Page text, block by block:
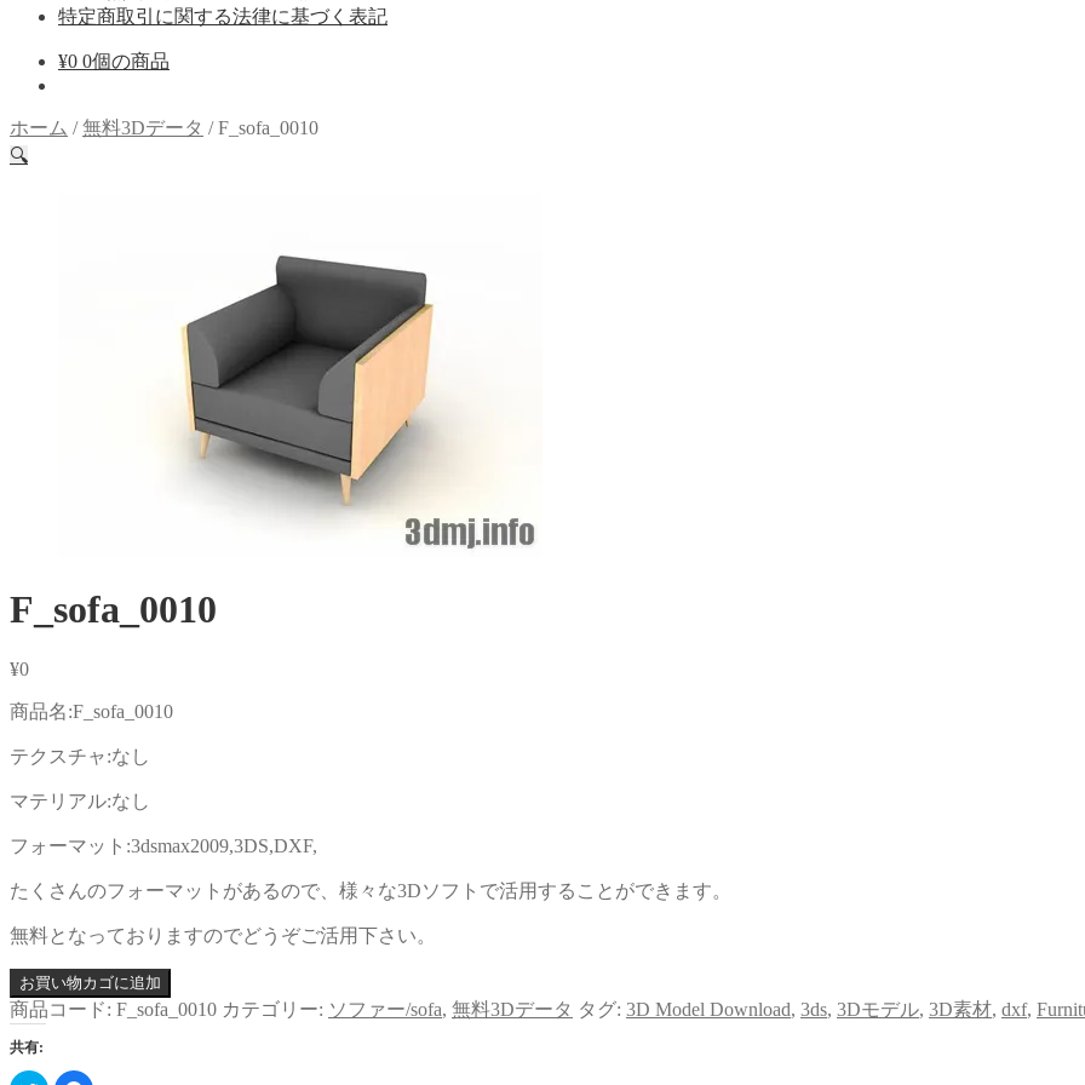
特定商取引に関する法律に基づく表記
¥0 0個の商品
ホーム /無料3Dデータ /F_sofa_0010
🔍
F_sofa_0010
¥0
商品名:F_sofa_0010
テクスチャ:なし
マテリアル:なし
フォーマット:3dsmax2009,3DS,DXF,
たくさんのフォーマットがあるので、様々な3Dソフトで活用することができます。
無料となっておりますのでどうぞご活用下さい。
お買い物カゴに追加
商品コード: F_sofa_0010 カテゴリー: ソファー/sofa, 無料3Dデータ タグ: 3D Model Download, 3ds, 3Dモデル, 3D素材, dxf,
共有: